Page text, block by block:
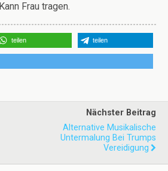
Kann Frau tragen.
teilen teilen
Nächster Beitrag
Alternative Musikalische
Untermalung Bei Trumps
Vereidigung